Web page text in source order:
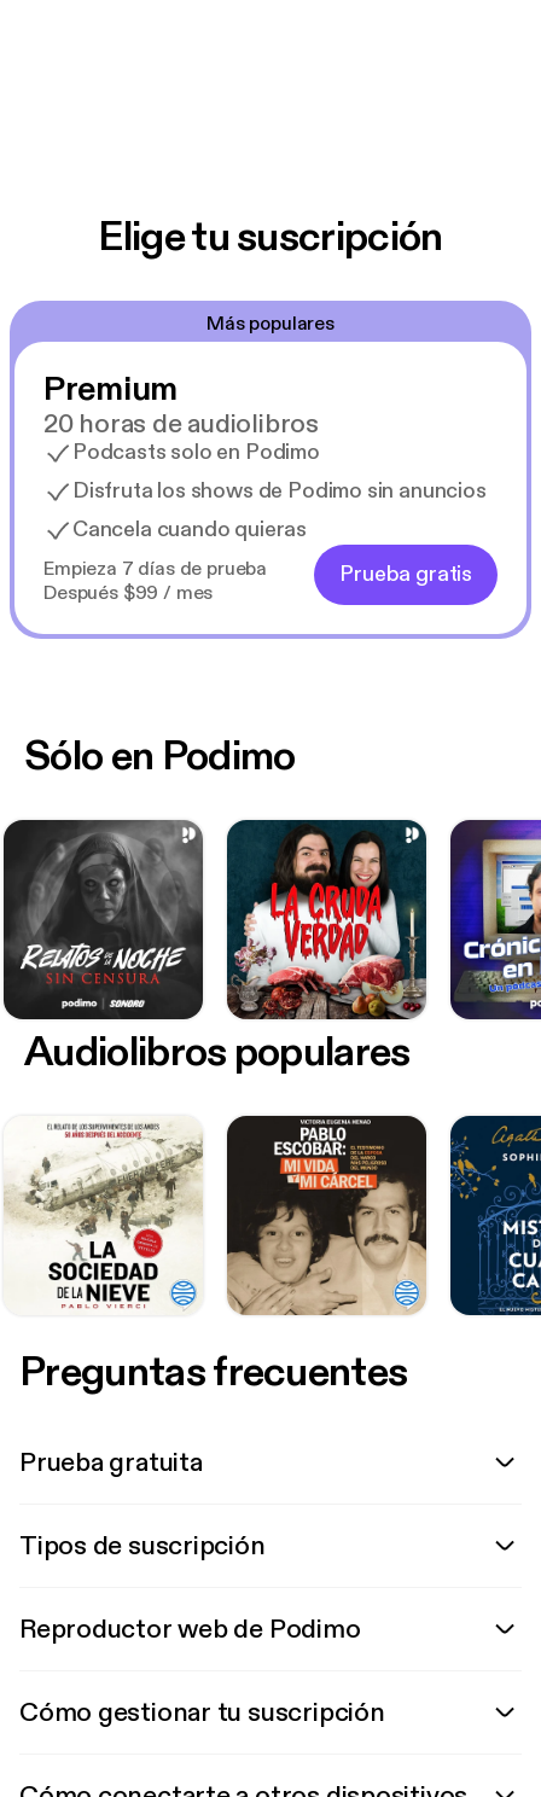
Elige tu suscripción
Más populares
Premium
20 horas de audiolibros
Podcasts solo en Podimo
Disfruta los shows de Podimo sin anuncios
Cancela cuando quieras
Empieza 7 días de prueba
Después $99 / mes
Prueba gratis
Sólo en Podimo
Audiolibros populares
Preguntas frecuentes
Prueba gratuita
Tipos de suscripción
Reproductor web de Podimo
Cómo gestionar tu suscripción